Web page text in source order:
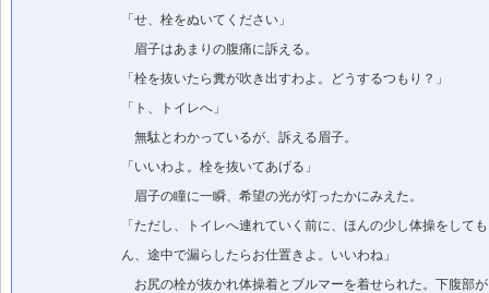
「せ、栓をぬいてください」
眉子はあまりの腹痛に訴える。
「栓を抜いたら糞が吹き出すわよ。どうするつもり？」
「ト、トイレへ」
無駄とわかっているが、訴える眉子。
「いいわよ。栓を抜いてあげる」
眉子の瞳に一瞬、希望の光が灯ったかにみえた。
「ただし、トイレへ連れていく前に、ほんの少し体操をして
ん、途中で漏らしたらお仕置きよ。いいわね」
お尻の栓が抜かれ体操着とブルマーを着せられた。下腹部